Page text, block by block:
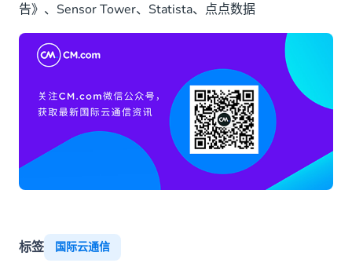
告》、Sensor Tower、Statista、点点数据
标签 国际云通信